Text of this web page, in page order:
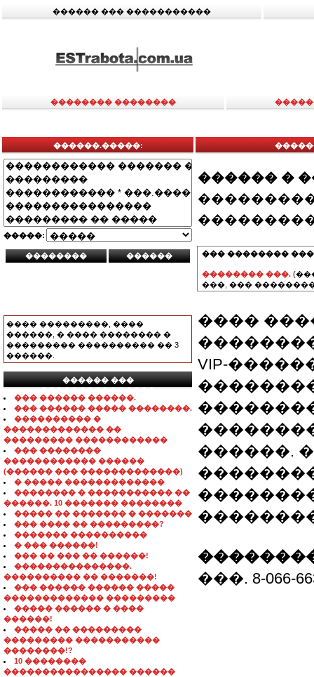
������ ��� �����������
�������� ��������
������.�����:
�����:
���� ���������, ����
������, � ���� �������� �
��������� ���������� �� 3
������.
������ ���
���������������
��� ������ ������.
��� ������ ����� ��������.
���������� �
������������� ��
��������� ������������
��� ��������
������������ ������
(������ ��� �������������)
� ����� �������������
�������� � ����������� ��
������. 10 ������� ��������
����� �� ������� � �������
��� ���� �� ���������?
������� ����������
� ��� ������!
��� �� ��� �� ������!
���������������.
���������� �� �������!
��� ������ ������ �����
������������� ���������
����� ������ � ����
������!
����� �� ���������
��������� �����������
��������!?
10 ��������
���������������� ������
������ �
��� ��������
�������� ���.
���, ���
����
VIP-
������.
���. 8-066-